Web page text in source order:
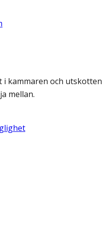
i kammaren och utskotten
mellan.